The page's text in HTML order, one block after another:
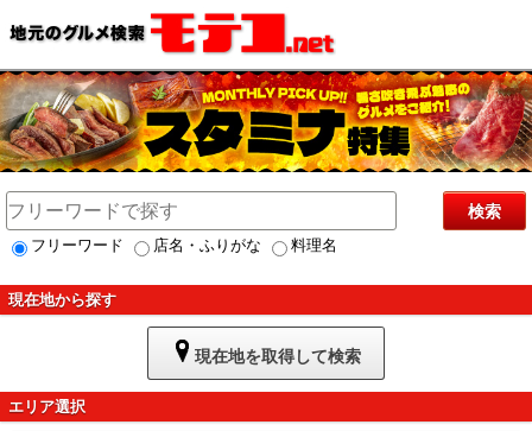
検索
フリーワード 店名・ふりがな 料理名
現在地から探す
現在地を取得して検索
エリア選択